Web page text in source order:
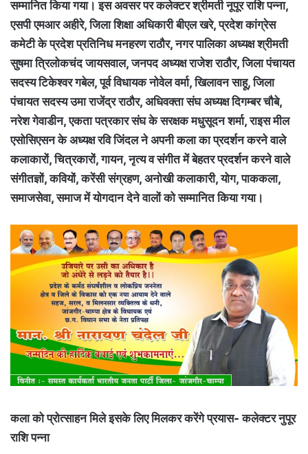
सम्मानित किया गया। इस अवसर पर कलेक्टर श्रीमती नूपूर राशि पन्ना,
एसपी एमआर अहीरे, जिला शिक्षा अधिकारी बीएल खरे, प्रदेश कांग्रेस
कमेटी के प्रदेश प्रतिनिध मनहरण राठौर, नगर पालिका अध्यक्ष श्रीमती
सुषमा त्रिलोकचंद जायसवाल, जनपद अध्यक्ष राजेश राठौर, जिला पंचायत
सदस्य टिकेश्वर गबेल, पूर्व विधायक नोवेल वर्मा, खिलावन साहू, जिला
पंचायत सदस्य उमा राजेंद्र राठौर, अधिवक्ता संघ अध्यक्ष दिगम्बर चौबे,
नरेश गेवाडीन, एकता पत्रकार संघ के सरक्षक मधुसूदन शर्मा, राइस मील
एसोसिएसन के अध्यक्ष रवि जिंदल ने अपनी कला का प्रदर्शन करने वाले
कलाकारों, चित्रकारों, गायन, नृत्य व संगीत में बेहतर प्रदर्शन करने वाले
संगीतज्ञों, कवियों, करेंसी संग्रहण, अनोखी कलाकारी, योग, पाककला,
समाजसेवा, समाज में योगदान देने वालों को सम्मानित किया गया।
कला को प्रोत्साहन मिले इसके लिए मिलकर करेंगे प्रयास- कलेक्टर नुपूर
राशि पन्ना